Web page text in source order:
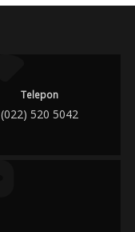
Telepon
(022) 520 5042